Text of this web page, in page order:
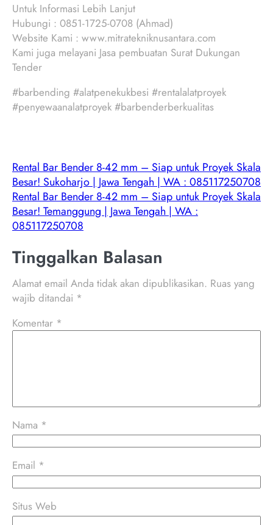
Untuk Informasi Lebih Lanjut
Hubungi : 0851-1725-0708 (Ahmad)
Website Kami : www.mitratekniknusantara.com
Kami juga melayani Jasa pembuatan Surat Dukungan
Tender
#barbending #alatpenekukbesi #rentalalatproyek
#penyewaanalatproyek #barbenderberkualitas
Rental Bar Bender 8-42 mm – Siap untuk Proyek Skala
Besar! Sukoharjo | Jawa Tengah | WA : 085117250708
Rental Bar Bender 8-42 mm – Siap untuk Proyek Skala
Besar! Temanggung | Jawa Tengah | WA :
085117250708
Tinggalkan Balasan
Alamat email Anda tidak akan dipublikasikan. Ruas yang
wajib ditandai *
Komentar *
Nama *
Email *
Situs Web